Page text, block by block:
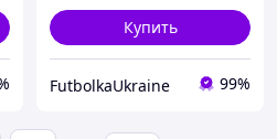
Купить
FutbolkaUkraine 99%